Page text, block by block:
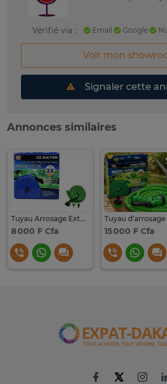
Vérifié via : Email Google
Voir mon
Signaler cette
Annonces similaires
Tuyau Arrosage Extensible + Pistolet À Eau 7 Jets 22.5m
8 000 F Cfa
Tuyau d'arrosage
15 000 F Cfa